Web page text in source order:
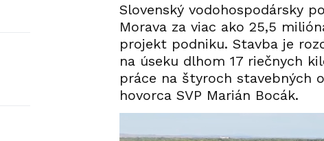
Slovenský vodohospodársky
Morava za viac ako 25,5
projekt podniku. Stavba je
na úseku dlhom 17 riečnych
práce na štyroch stavebných
hovorca SVP Marián Bocák.